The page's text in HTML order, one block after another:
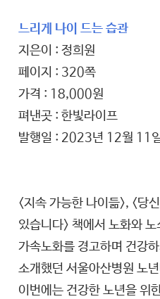
느리게 나이 드는 습관
지은이 : 정희원
페이지 : 320쪽
가격 : 18,000원
펴낸곳 : 한빛라이프
발행일 : 2023년 12월 11
<지속 가능한 나이듦>, <당
있습니다> 책에서 노화와
가속노화를 경고하며 건강
소개했던 서울아산병원 노
이번에는 건강한 노년을 위